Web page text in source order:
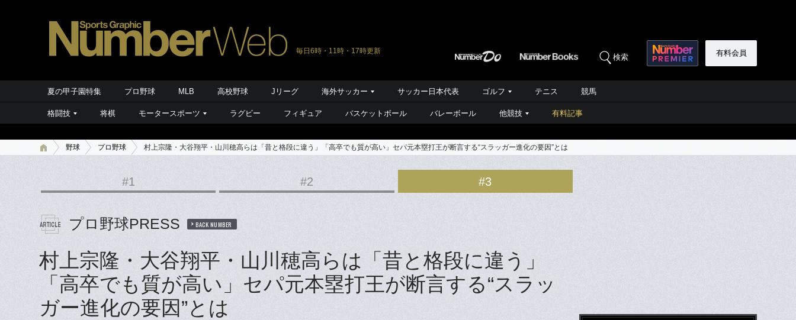
毎日6時・11時・17時更新
検索 有料会員
夏の甲子園特集 プロ野球 MLB 高校野球 Jリーグ 海外サッカー サッカー日本代表 ゴルフ テニス 競馬
格闘技 将棋 モータースポーツ ラグビー フィギュア バスケットボール バレーボール 他競技 有料記事
野球 プロ野球 村上宗隆・大谷翔平・山川穂高らは「昔と格段に違う」「高卒でも質が高い」セパ元本塁打王が断言する“スラッガー進化の要因”とは
#1 #2 #3
プロ野球PRESS BACK NUMBER
村上宗隆・大谷翔平・山川穂高らは「昔と格段に違う」
「高卒でも質が高い」セパ元本塁打王が断言する“スラッ
ガー進化の要因”とは